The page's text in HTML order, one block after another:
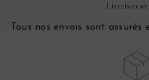
Livraison
Tous nos envois sont